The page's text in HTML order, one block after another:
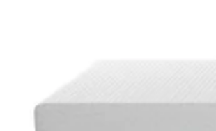
Topmadrasser 180x200
Topmadrasser 160x200